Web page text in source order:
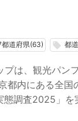
道府県(63) local_offer 都
は、観光パン
都内にある全
調査2025」